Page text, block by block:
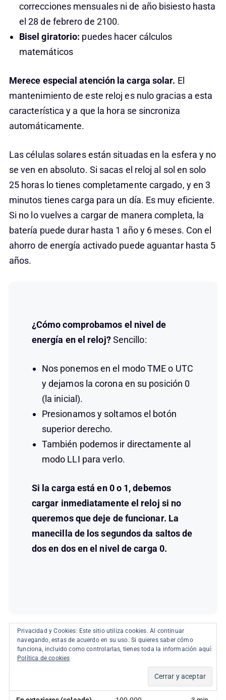
correcciones mensuales ni de año bisiesto hasta
el 28 de febrero de 2100.
Bisel giratorio: puedes hacer cálculos
matemáticos
Merece especial atención la carga solar. El
mantenimiento de este reloj es nulo gracias a esta
característica y a que la hora se sincroniza
automáticamente.
Las células solares están situadas en la esfera y no
se ven en absoluto. Si sacas el reloj al sol en solo
25 horas lo tienes completamente cargado, y en 3
minutos tienes carga para un día. Es muy eficiente.
Si no lo vuelves a cargar de manera completa, la
batería puede durar hasta 1 año y 6 meses. Con el
ahorro de energía activado puede aguantar hasta 5
años.
¿Cómo comprobamos el nivel de
energía en el reloj?Sencillo:
Nos ponemos en el modo TME o UTC
y dejamos la corona en su posición 0
(la inicial).
Presionamos y soltamos el botón
superior derecho.
También podemos ir directamente al
modo LLI para verlo.
Si la carga está en 0 o 1, debemos
cargar inmediatamente el reloj si no
queremos que deje de funcionar. La
manecilla de los segundos da saltos de
dos en dos en el nivel de carga 0.
Estos son los tiempos de carga en diferentes
situaciones:
Luminancia (lx) Tiempo
Privacidad y Cookies: Este sitio utiliza cookies. Al continuar
navegando, estas de acuerdo en su uso. Si quieres saber cómo
funciona, incluido como controlarlas, tienes toda la información aquí:
Política de cookies